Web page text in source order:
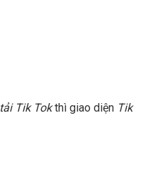
tải Tik Tokthì giao diện Tik